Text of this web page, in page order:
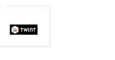
v
e
: